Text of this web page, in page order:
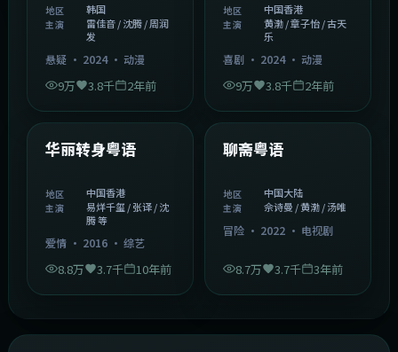
地区 韩国
主演
雷佳音 / 沈腾 / 周润
发
悬疑· 2024· 动漫
9万 3.8千 2年前
地区 中国香港
主演
黄渤 / 章子怡 / 古天
乐
喜剧· 2024· 动漫
9万 3.8千 2年前
精选
华丽转身粤语
地区 中国香港
主演
易烊千玺 / 张译 / 沈
腾 等
爱情· 2016· 综艺
8.8万 3.7千 10年前
精选
聊斋粤语
地区 中国大陆
主演 佘诗曼 / 黄渤 / 汤唯
冒险· 2022· 电视剧
8.7万 3.7千 3年前